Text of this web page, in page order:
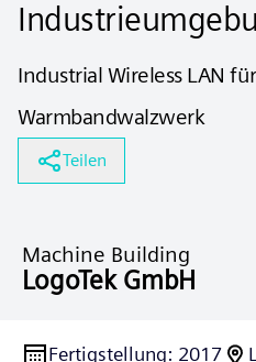
Industrial Wireless LAN
Warmbandwalzwerk
Teilen
Machine Building
LogoTek GmbH
Fertigstellung: 2017